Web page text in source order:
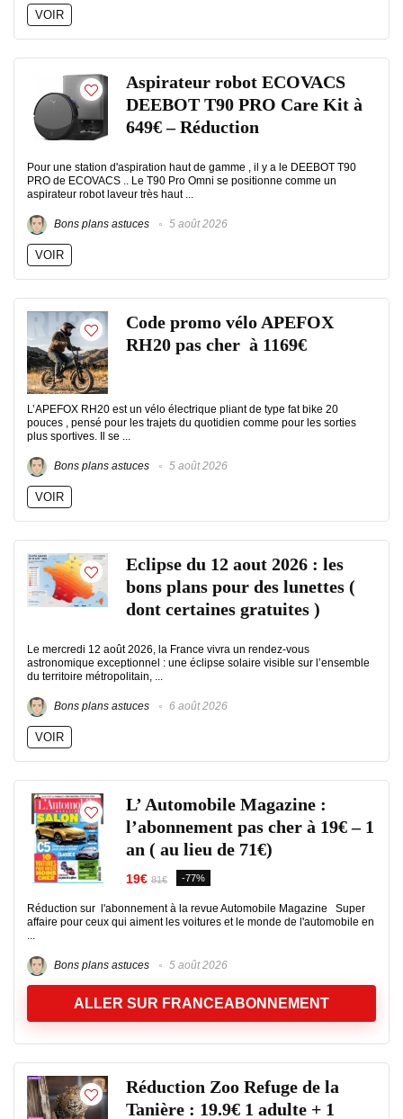
VOIR
Aspirateur robot ECOVACS
DEEBOT T90 PRO Care Kit à
649€ – Réduction
Pour une station d'aspiration haut de gamme , il y a le DEEBOT T90
PRO de ECOVACS .. Le T90 Pro Omni se positionne comme un
aspirateur robot laveur très haut ...
Bons plans astuces 5 août 2026
VOIR
Code promo vélo APEFOX
RH20 pas cher à 1169€
L’APEFOX RH20 est un vélo électrique pliant de type fat bike 20
pouces , pensé pour les trajets du quotidien comme pour les sorties
plus sportives. Il se ...
Bons plans astuces 5 août 2026
VOIR
Eclipse du 12 aout 2026 : les
bons plans pour des lunettes (
dont certaines gratuites )
Le mercredi 12 août 2026, la France vivra un rendez-vous
astronomique exceptionnel : une éclipse solaire visible sur l’ensemble
du territoire métropolitain, ...
Bons plans astuces 6 août 2026
VOIR
L’ Automobile Magazine :
l’abonnement pas cher à 19€ – 1
an ( au lieu de 71€)
19€ 81€ -77%
Réduction sur l'abonnement à la revue Automobile Magazine Super
affaire pour ceux qui aiment les voitures et le monde de l'automobile en
...
Bons plans astuces 5 août 2026
ALLER SUR FRANCEABONNEMENT
Réduction Zoo Refuge de la
Tanière : 19.9€ 1 adulte + 1